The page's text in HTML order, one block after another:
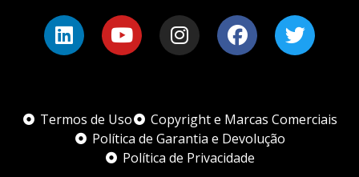
Termos de Uso
Copyright e Marcas Comerciais
Política de Garantia e Devolução
Política de Privacidade